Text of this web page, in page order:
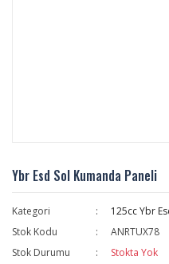
Ybr Esd Sol Kumanda Paneli
Kategori
125cc Ybr
Stok Kodu
ANRTUX78
Stok Durumu
Stokta Yok